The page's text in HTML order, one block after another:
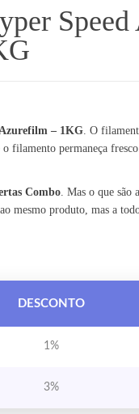
Speed
– 1KG. O
filamento permaneça
Combo. Mas o que são
mesmo produto, mas a
DESCONTO
1%
3%